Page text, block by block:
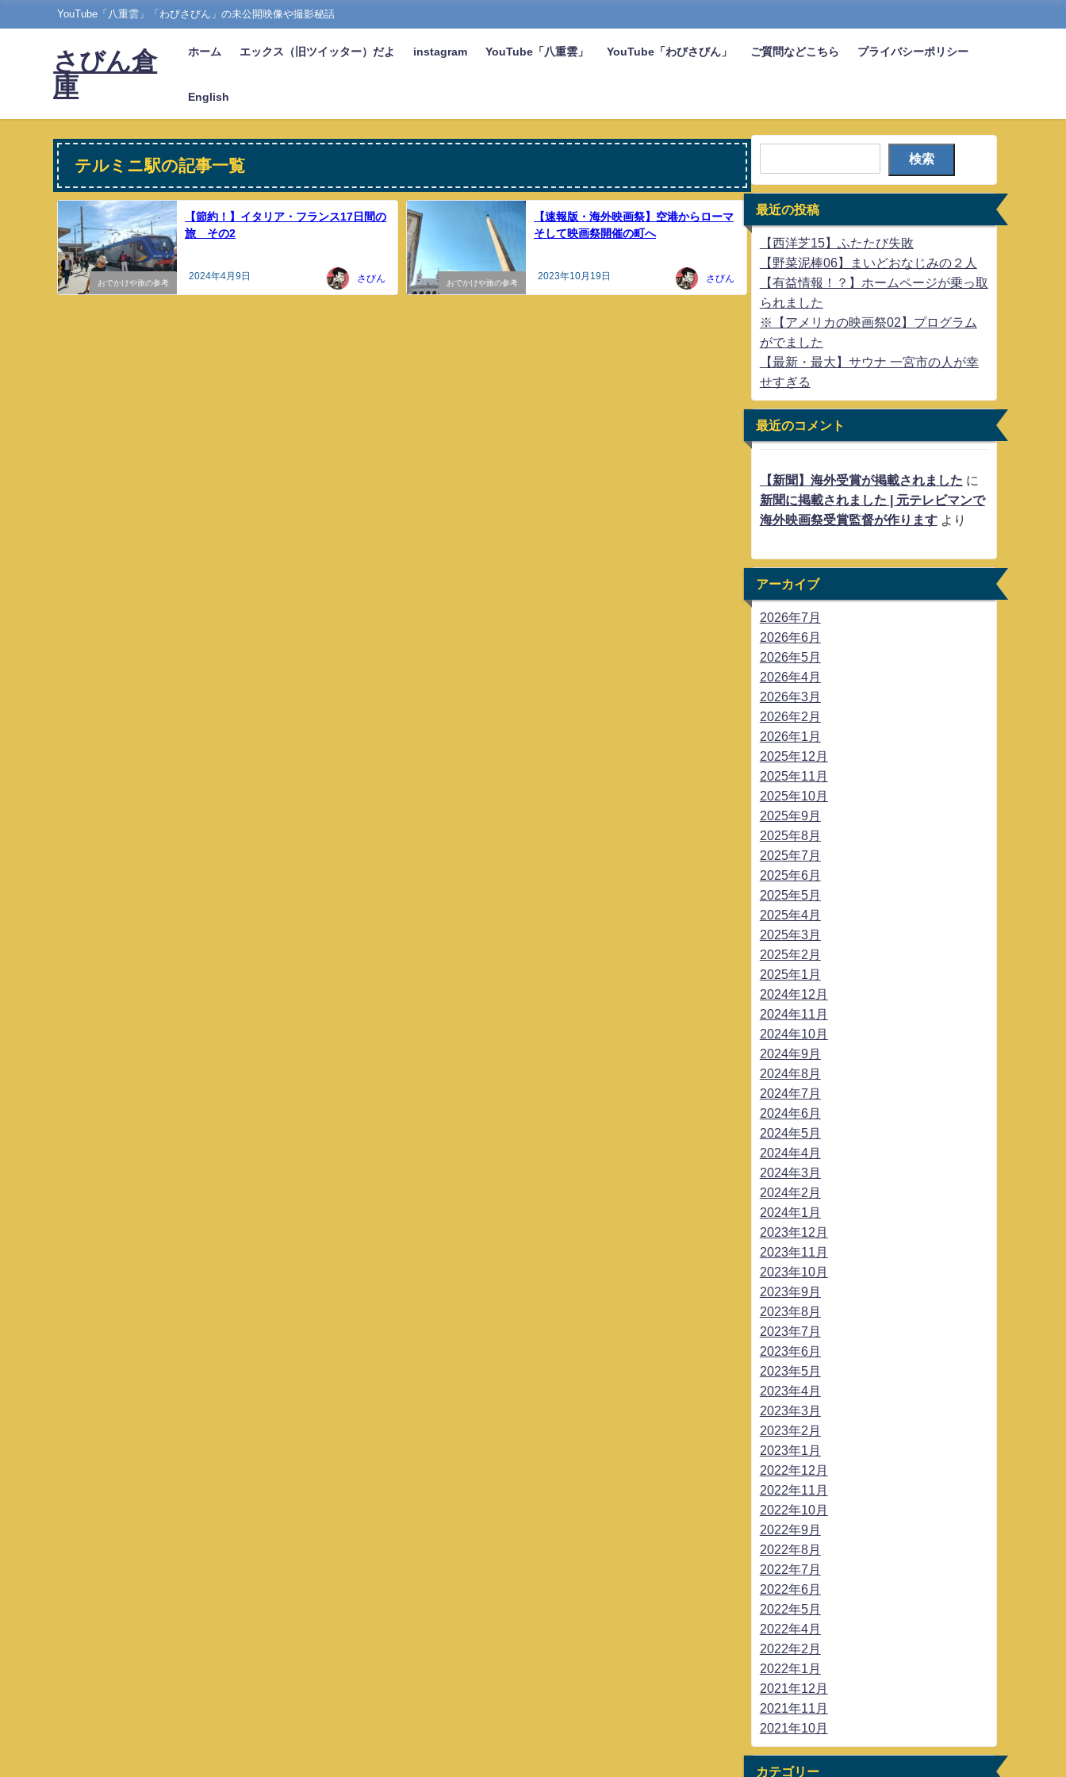
YouTube「八重雲」「わびさびん」の未公開映像や撮影秘話
さびん倉
庫
ホーム エックス（旧ツイッター）だよ instagram YouTube「八重雲」 YouTube「わびさびん」 ご質問などこちら プライバシーポリシー
English
テルミニ駅の記事一覧
おでかけや旅の参考
【節約！】イタリア・フランス17日間の
旅 その2
2024年4月9日 さびん おでかけや旅の参考
【速報版・海外映画祭】空港からローマ
そして映画祭開催の町へ
2023年10月19日 さびん
検索
最近の投稿
【西洋芝15】ふたたび失敗
【野菜泥棒06】まいどおなじみの２人
【有益情報！？】ホームページが乗っ取
られました
※【アメリカの映画祭02】プログラム
がでました
【最新・最大】サウナ 一宮市の人が幸
せすぎる
最近のコメント
【新聞】海外受賞が掲載されました に
新聞に掲載されました | 元テレビマンで
海外映画祭受賞監督が作りますより
アーカイブ
2026年7月
2026年6月
2026年5月
2026年4月
2026年3月
2026年2月
2026年1月
2025年12月
2025年11月
2025年10月
2025年9月
2025年8月
2025年7月
2025年6月
2025年5月
2025年4月
2025年3月
2025年2月
2025年1月
2024年12月
2024年11月
2024年10月
2024年9月
2024年8月
2024年7月
2024年6月
2024年5月
2024年4月
2024年3月
2024年2月
2024年1月
2023年12月
2023年11月
2023年10月
2023年9月
2023年8月
2023年7月
2023年6月
2023年5月
2023年4月
2023年3月
2023年2月
2023年1月
2022年12月
2022年11月
2022年10月
2022年9月
2022年8月
2022年7月
2022年6月
2022年5月
2022年4月
2022年2月
2022年1月
2021年12月
2021年11月
2021年10月
カテゴリー